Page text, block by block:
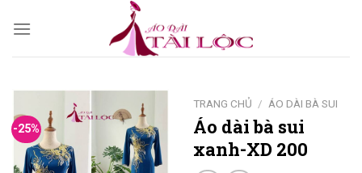
-25%
TRANG CHỦ / ÁO DÀI BÀ SUI
Áo dài bà sui
xanh-XD 200